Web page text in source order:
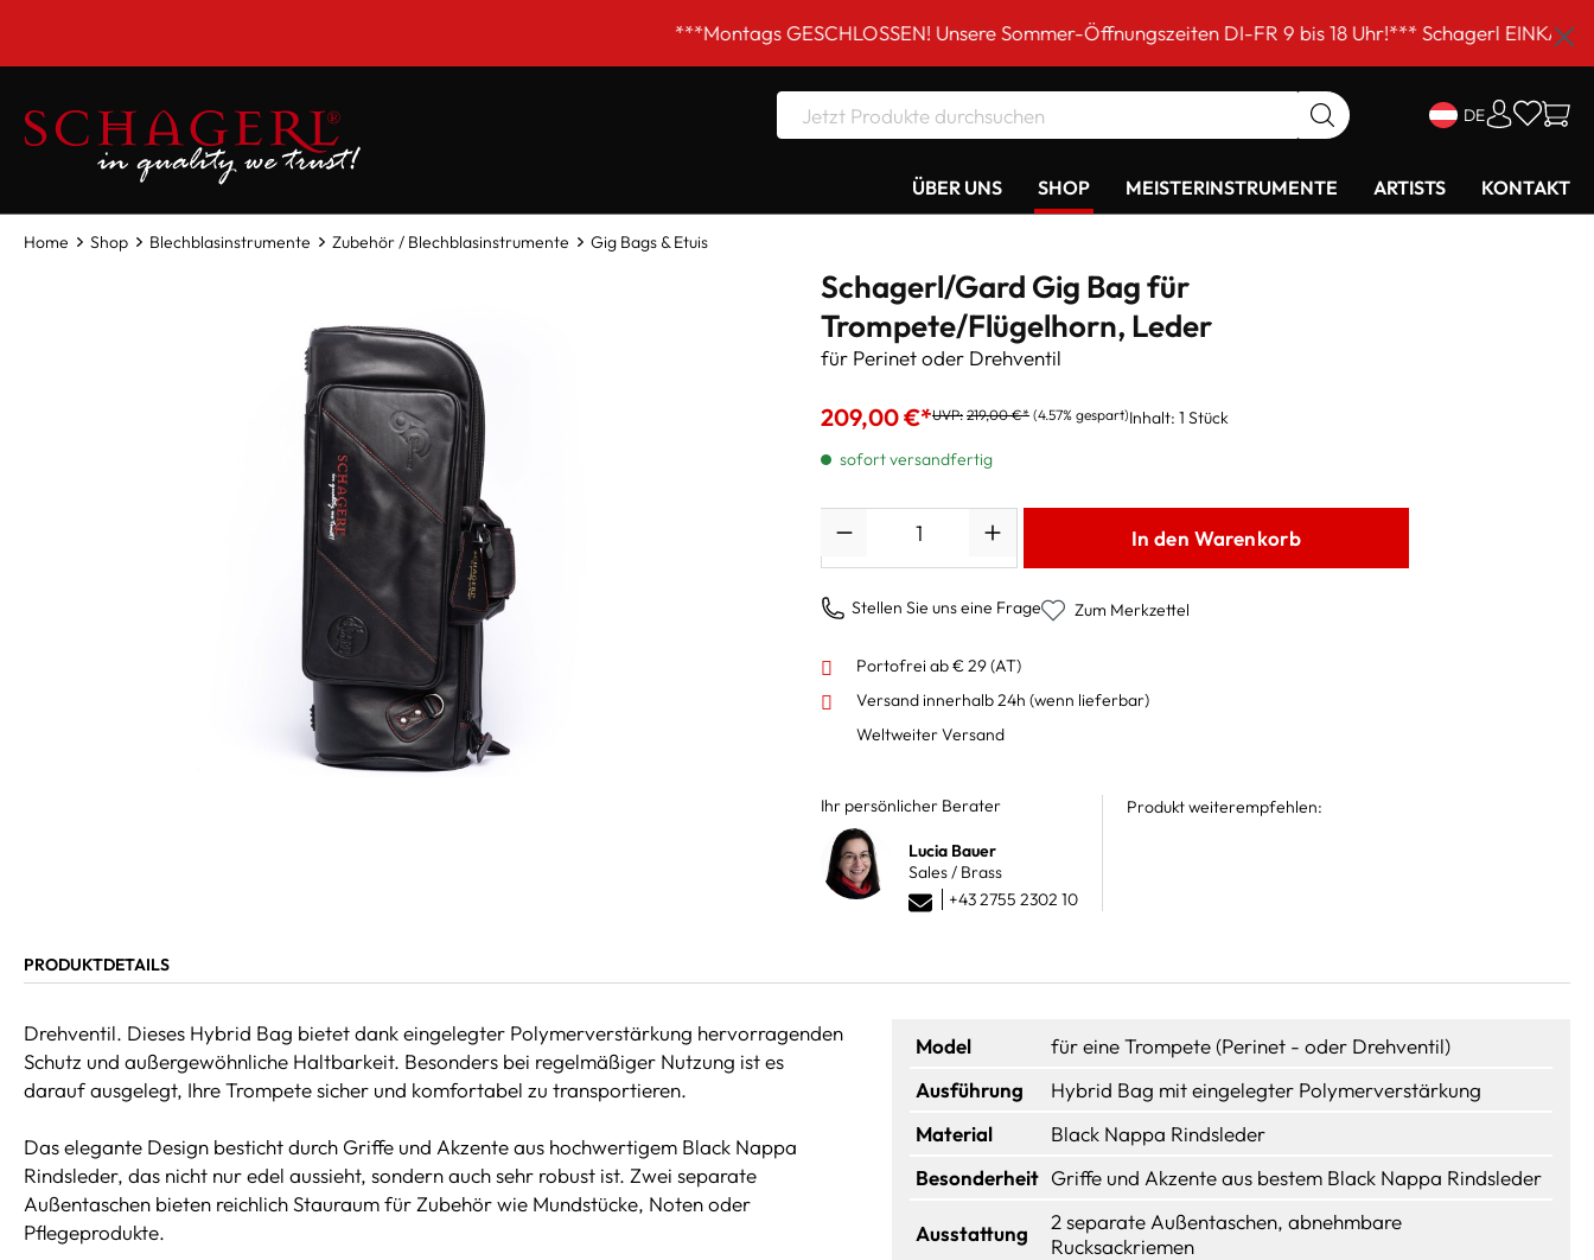
***Montags GESCHLOSSEN! Unsere Sommer-Öffnungszeiten DI-FR 9 bis 18 Uhr!*** Schagerl EINKAUFSSAMSTAG
DE
ÜBER UNS SHOP MEISTERINSTRUMENTE ARTISTS KONTAKT
Home Shop Blechblasinstrumente Zubehör / Blechblasinstrumente Gig Bags & Etuis
Schagerl/Gard Gig Bag für
Trompete/Flügelhorn, Leder
für Perinet oder Drehventil
209,00 €*UVP: 219,00 €* (4.57% gespart)Inhalt: 1 Stück
sofort versandfertig
In den Warenkorb
Stellen Sie uns eine Frage Zum Merkzettel
Portofrei ab € 29 (AT)
Versand innerhalb 24h (wenn lieferbar)
Weltweiter Versand
Ihr persönlicher Berater
Lucia Bauer
Sales / Brass
+43 2755 2302 10
Produkt weiterempfehlen:
PRODUKTDETAILS
Drehventil. Dieses Hybrid Bag bietet dank eingelegter Polymerverstärkung hervorragenden
Schutz und außergewöhnliche Haltbarkeit. Besonders bei regelmäßiger Nutzung ist es
darauf ausgelegt, Ihre Trompete sicher und komfortabel zu transportieren.
Das elegante Design besticht durch Griffe und Akzente aus hochwertigem Black Nappa
Rindsleder, das nicht nur edel aussieht, sondern auch sehr robust ist. Zwei separate
Außentaschen bieten reichlich Stauraum für Zubehör wie Mundstücke, Noten oder
Pflegeprodukte.
Model
für eine Trompete (Perinet - oder Drehventil)
Ausführung
Hybrid Bag mit eingelegter Polymerverstärkung
Material
Black Nappa Rindsleder
Besonderheit Griffe und Akzente aus bestem Black Nappa Rindsleder
Ausstattung
2 separate Außentaschen, abnehmbare
Rucksackriemen